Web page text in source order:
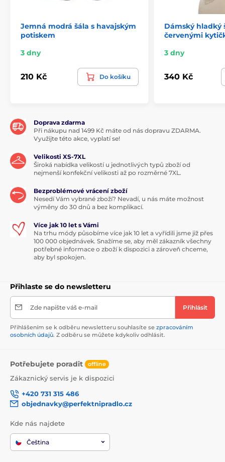
Jemná modrá šála s havajským
potiskem
3 dny
210 Kč Do košíku
Dámský hladký
červenými
3 dny
340 Kč
Doprava zdarma
Při nákupu nad 1499 Kč máte od nás dopravu ZDARMA.
Využijte této akce, vyplatí se!
Velikosti XS-7XL
Široká nabídka velikostí u jednotlivých typů zboží od
nejmenší konfekční velikosti až po rozměrné 7XL.
Bezproblémové vrácení zboží
Nesedí Vám vybrané zboží? Nevadí, u nás máte možnost
výměny do 30 dnů a bez komplikací.
Více jak 10 let s Vámi
Na trhu módy působíme více jak 10 let a vyřídili jsme již přes
100 000 objednávek. Snažíme se, aby měl zákazník všechny
potřebné informace o zboží k dispozici a zároveň chceme,
aby byl spokojen.
Přihlaste se do newsletteru
Zde napište váš e-mail Přihlásit
Přihlášením se k odběru newsletteru souhlasíte se zpracováním
osobních údajů. Z odběru se můžete kdykoliv odhlásit.
Potřebujete poradit offline
Zákaznický servis je k dispozici
+420 731 315 486
objednavky@perfektnipradlo.cz
Kde nás najdete
Čeština